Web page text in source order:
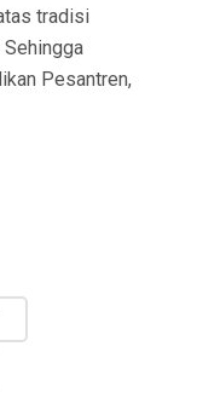
tradisi
Pesantren,